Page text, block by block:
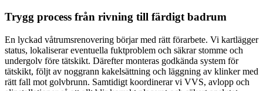
Trygg process från rivning till färdigt badrum
En lyckad våtrumsrenovering börjar med rätt förarbete. Vi kartlägger
status, lokaliserar eventuella fuktproblem och säkrar stomme och
undergolv före tätskikt. Därefter monteras godkända system för
tätskikt, följt av noggrann kakelsättning och läggning av klinker med
rätt fall mot golvbrunn. Samtidigt koordinerar vi VVS, avlopp och